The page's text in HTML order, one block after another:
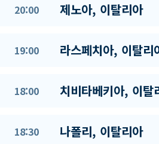
20:00 제노아, 이탈리아
19:00 라스페치아, 이탈리
18:00 치비타베키아, 이탈
18:30 나폴리, 이탈리아